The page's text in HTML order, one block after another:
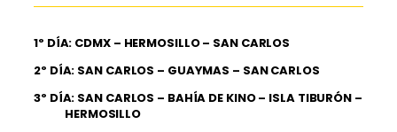
1º DÍA: CDMX – HERMOSILLO – SAN CARLOS
2º DÍA: SAN CARLOS – GUAYMAS – SAN CARLOS
3º DÍA: SAN CARLOS – BAHÍA DE KINO – ISLA TIBURÓN –
HERMOSILLO